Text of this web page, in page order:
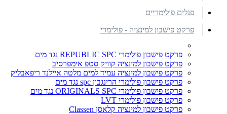
פנלים פולימריים
פרקט פישבון למינציה - פולימרי
פרקט פישבון פולימרי REPUBLIC SPC נגד מים
פרקט פישבון למינציה קוויק סטפ אימפרסיב
פרקט פישבון למינציה עמיד למים מלטה איילנד ריפאבליק
פרקט פישבון פולימרי הרינגבון spc נגד מים
פרקט פישבון פולימרי ORIGINALS SPC נגד מים
פרקט פישבון פולימרי LVT
פרקט פישבון למינציה קלאסן Classen